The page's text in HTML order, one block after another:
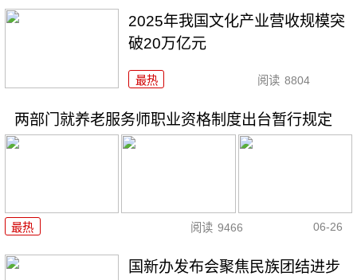
2025年我国文化产业营收规模突
破20万亿元
最热 阅读 8804
两部门就养老服务师职业资格制度出台暂行规定
最热 阅读 9466 06-26
国新办发布会聚焦民族团结进步